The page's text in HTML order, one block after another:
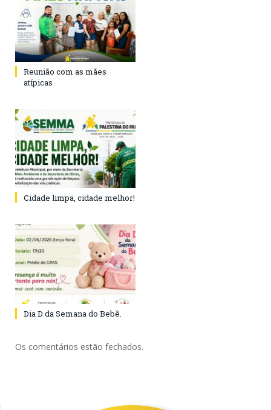
Reunião com as mães
atípicas
Cidade limpa, cidade melhor!
Dia D da Semana do Bebê.
Os comentários estão fechados.